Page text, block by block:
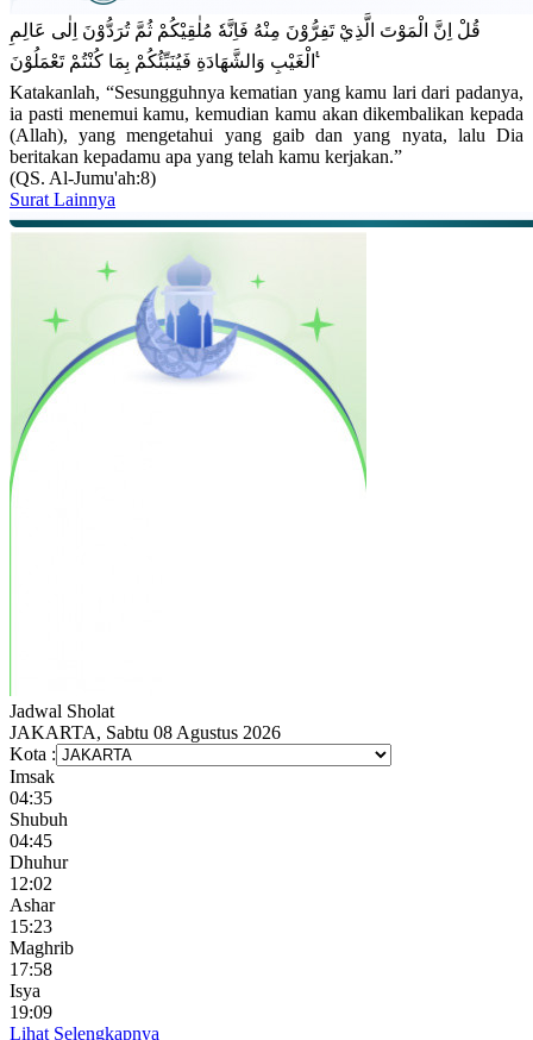
قُلْ اِنَّ الْمَوْتَ الَّذِيْ تَفِرُّوْنَ مِنْهُ فَاِنَّهٗ مُلٰقِيْكُمْ ثُمَّ تُرَدُّوْنَ اِلٰى عَالِمِ
الْغَيْبِ وَالشَّهَادَةِ فَيُنَبِّئُكُمْ بِمَا كُنْتُمْ تَعْمَلُوْنَ ࣖ
Katakanlah, “Sesungguhnya kematian yang kamu lari dari padanya,
ia pasti menemui kamu, kemudian kamu akan dikembalikan kepada
(Allah), yang mengetahui yang gaib dan yang nyata, lalu Dia
beritakan kepadamu apa yang telah kamu kerjakan.”
(QS. Al-Jumu'ah:8)
Surat Lainnya
Jadwal Sholat
JAKARTA, Sabtu 08 Agustus 2026
Kota :
Imsak
04:35
Shubuh
04:45
Dhuhur
12:02
Ashar
15:23
Maghrib
17:58
Isya
19:09
Lihat Selengkapnya